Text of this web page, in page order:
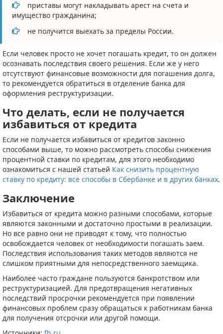
приставы могут накладывать арест на счета и
имущество гражданина;
не получится выехать за пределы России.
Если человек просто не хочет погашать кредит, то он должен
осознавать последствия своего решения. Если же у него
отсутствуют финансовые возможности для погашения долга,
то рекомендуется обратиться в отделение банка для
оформления реструктуризации.
Что делать, если не получается
избавиться от кредита
Если не получается избавиться от кредитов законно
способами выше, то можно рассмотреть способы снижения
процентной ставки по кредитам, для этого необходимо
ознакомиться с нашей статьей Как снизить процентную
ставку по кредиту: все способы в Сбербанке и в других банках.
Заключение
Избавиться от кредита можно разными способами, которые
являются законными и достаточно простыми в реализации.
Но все равно они не приводят к тому, что полностью
освобождается человек от необходимости погашать заем.
Последствия использования таких методов являются не
слишком приятными для непосредственного заемщика.
Наиболее часто граждане пользуются банкротством или
реструктуризацией. Для предотвращения негативных
последствий просрочки рекомендуется при появлении
финансовых проблем сразу обращаться к работникам банка
для получения отсрочки или другой помощи.